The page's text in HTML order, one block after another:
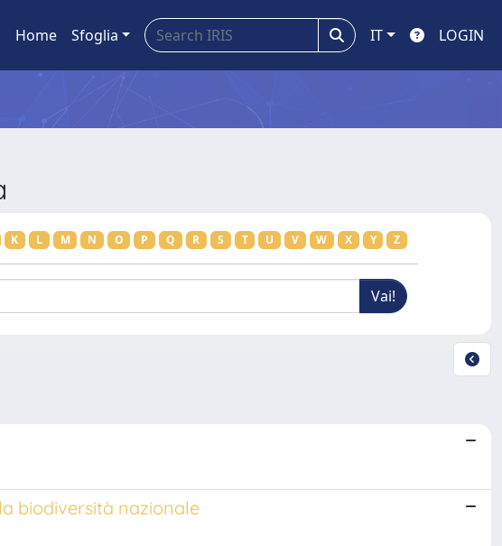
Home Sfoglia IT LOGIN
K L M N O P Q R S T U V W X Y Z
biodiversità nazionale